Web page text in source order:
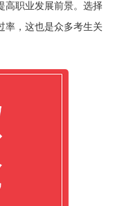
高职业发展前景。选择
率，这也是众多考生关